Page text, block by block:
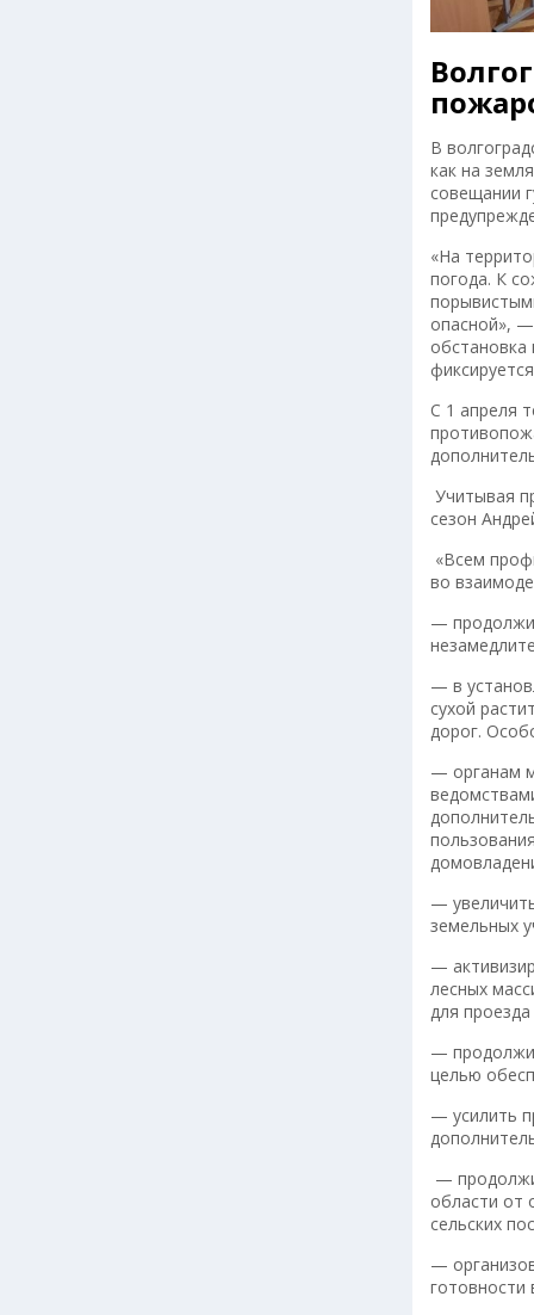
В
как на
совещании
«На
погода. К
опасной»,
обстановка
С 1 апреля
Учитывая
сезон
«Всем
во
—
— в
сухой
дорог.
— органам
—
земельных
—
лесных
для
—
целью
— усилить
—
области от
сельских
—
готовности